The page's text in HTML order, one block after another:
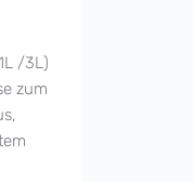
/3L)
zum